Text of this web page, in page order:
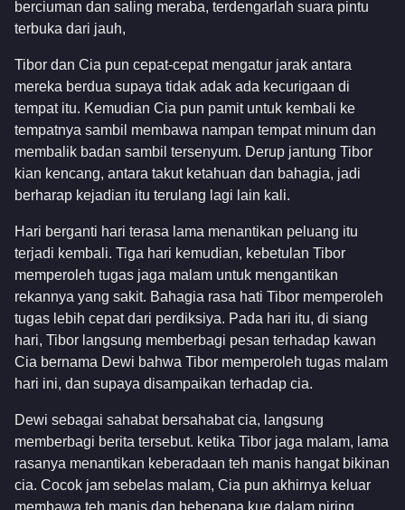
berciuman dan saling meraba, terdengarlah suara pintu
terbuka dari jauh,
Tibor dan Cia pun cepat-cepat mengatur jarak antara
mereka berdua supaya tidak adak ada kecurigaan di
tempat itu. Kemudian Cia pun pamit untuk kembali ke
tempatnya sambil membawa nampan tempat minum dan
membalik badan sambil tersenyum. Derup jantung Tibor
kian kencang, antara takut ketahuan dan bahagia, jadi
berharap kejadian itu terulang lagi lain kali.
Hari berganti hari terasa lama menantikan peluang itu
terjadi kembali. Tiga hari kemudian, kebetulan Tibor
memperoleh tugas jaga malam untuk mengantikan
rekannya yang sakit. Bahagia rasa hati Tibor memperoleh
tugas lebih cepat dari perdiksiya. Pada hari itu, di siang
hari, Tibor langsung memberbagi pesan terhadap kawan
Cia bernama Dewi bahwa Tibor memperoleh tugas malam
hari ini, dan supaya disampaikan terhadap cia.
Dewi sebagai sahabat bersahabat cia, langsung
memberbagi berita tersebut. ketika Tibor jaga malam, lama
rasanya menantikan keberadaan teh manis hangat bikinan
cia. Cocok jam sebelas malam, Cia pun akhirnya keluar